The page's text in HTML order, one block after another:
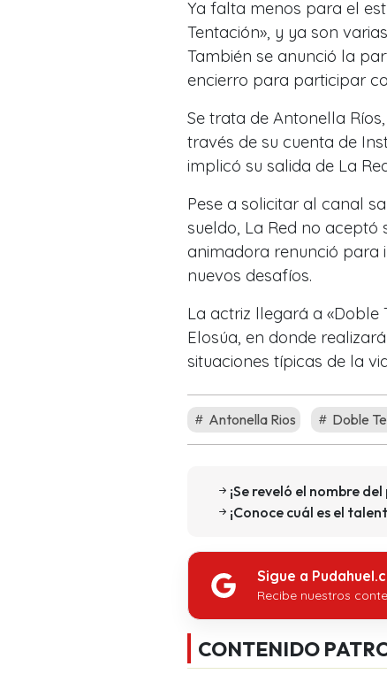
Ya falta menos para el
Tentación», y ya son
También se anunció la
encierro para participar
Se trata de Antonella
través de su cuenta de
implicó su salida de La
Pese a solicitar al canal
sueldo, La Red no
animadora renunció para
nuevos desafíos.
La actriz llegará a «Doble
Elosúa, en donde
situaciones típicas de la
Antonella Rios Doble
¡Se reveló el nombre
¡Conoce cuál es el
Sigue a
Recibe nuestros
CONTENIDO